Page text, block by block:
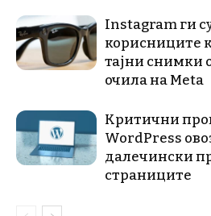
Instagram ги
корисниците
тајни снимки
очила на Meta
Критични
WordPress
далечински
страниците